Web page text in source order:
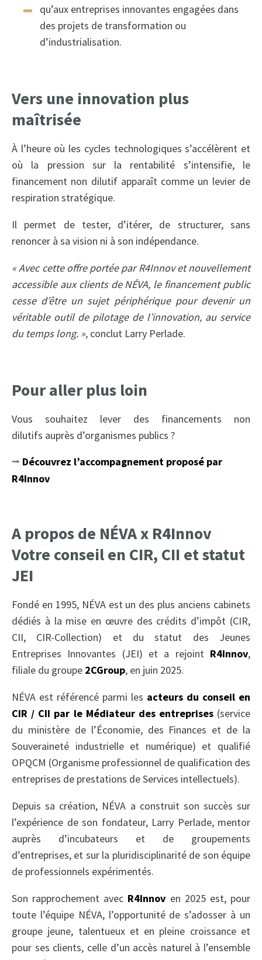
qu’aux entreprises innovantes engagées dans
des projets de transformation ou
d’industrialisation.
Vers une innovation plus
maîtrisée
À l’heure où les cycles technologiques s’accélèrent et
où la pression sur la rentabilité s’intensifie, le
financement non dilutif apparaît comme un levier de
respiration stratégique.
Il permet de tester, d’itérer, de structurer, sans
renoncer à sa vision ni à son indépendance.
« Avec cette offre portée par R4Innov et nouvellement
accessible aux clients de NÉVA, le financement public
cesse d’être un sujet périphérique pour devenir un
véritable outil de pilotage de l’innovation, au service
du temps long. », conclut Larry Perlade.
Pour aller plus loin
Vous souhaitez lever des financements non
dilutifs auprès d’organismes publics ?
⭢ Découvrez l’accompagnement proposé par
R4Innov
A propos de NÉVA x R4Innov
Votre conseil en CIR, CII et statut
JEI
Fondé en 1995, NÉVA est un des plus anciens cabinets
dédiés à la mise en œuvre des crédits d’impôt (CIR,
CII, CIR-Collection) et du statut des Jeunes
Entreprises Innovantes (JEI) et a rejoint R4Innov,
filiale du groupe 2CGroup, en juin 2025.
NÉVA est référencé parmi les acteurs du conseil en
CIR / CII par le Médiateur des entreprises(service
du ministère de l’Économie, des Finances et de la
Souveraineté industrielle et numérique) et qualifié
OPQCM (Organisme professionnel de qualification des
entreprises de prestations de Services intellectuels).
Depuis sa création, NÉVA a construit son succès sur
l’expérience de son fondateur, Larry Perlade, mentor
auprès d’incubateurs et de groupements
d’entreprises, et sur la pluridisciplinarité de son équipe
de professionnels expérimentés.
Son rapprochement avec R4Innov en 2025 est, pour
toute l’équipe NÉVA, l’opportunité de s’adosser à un
groupe jeune, talentueux et en pleine croissance et
pour ses clients, celle d’un accès naturel à l’ensemble